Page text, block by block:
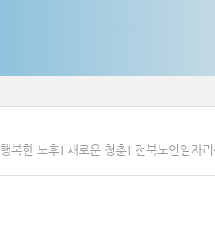
행복한 노후! 새로운 청춘! 전북노인일자